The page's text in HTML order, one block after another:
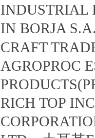
INDUSTRIAL
IN BORJA
CRAFT
AGROPROC
RICH TOP